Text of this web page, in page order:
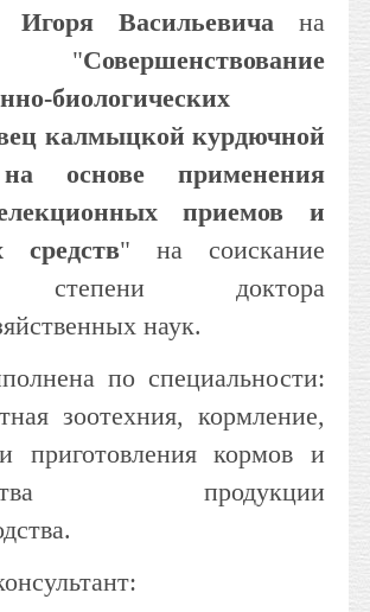
Игоря Васильевича на
"Совершенствование
биологических
калмыцкой курдючной
основе применения
приемов и
средств" на соискание
степени доктора
наук.
по специальности:
зоотехния, кормление,
приготовления кормов и
продукции